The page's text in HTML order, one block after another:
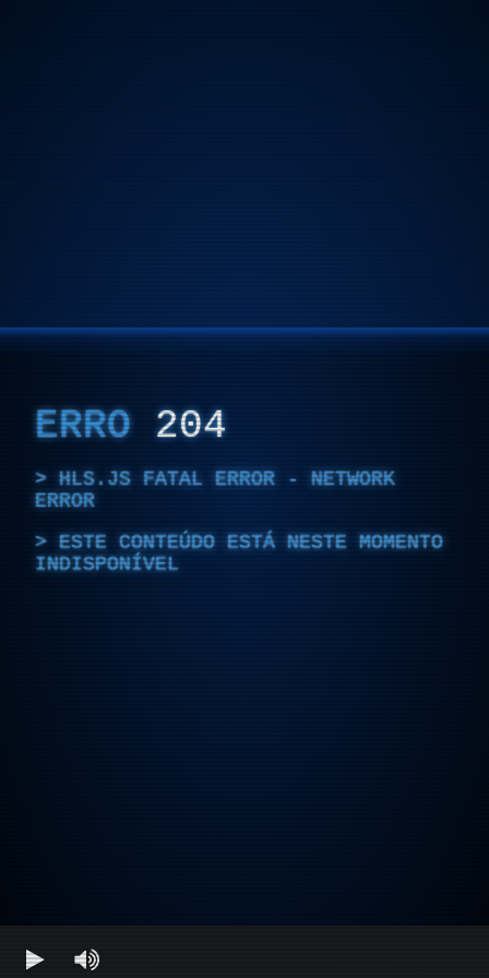
ERRO 204
HLS.JS FATAL ERROR - NETWORK
ERROR
ESTE CONTEÚDO ESTÁ NESTE MOMENTO
INDISPONÍVEL